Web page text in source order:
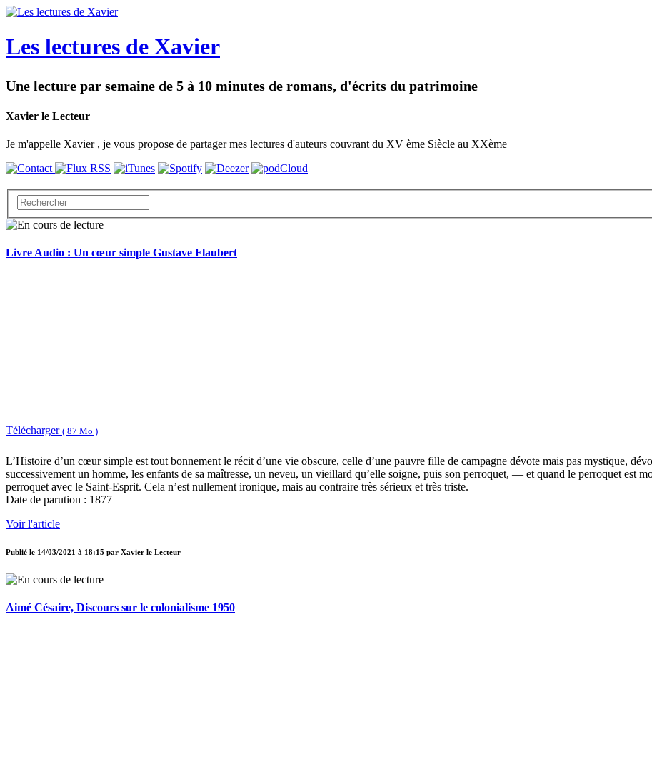
Les lectures de Xavier
Une lecture par semaine de 5 à 10 minutes de romans, d'écrits du patrimoine
Xavier le Lecteur
Je m'appelle Xavier , je vous propose de partager mes lectures d'auteurs couvrant du XV ème Siècle au XXème
Livre Audio : Un cœur simple Gustave Flaubert
Télécharger ( 87 Mo )
L’Histoire d’un cœur simple est tout bonnement le récit d’une vie obscure, celle d’une pauvre fille de campagne dévote mais pas mystique,
successivement un homme, les enfants de sa maîtresse, un neveu, un vieillard qu’elle soigne, puis son perroquet, — et quand le perroquet est
perroquet avec le Saint-Esprit. Cela n’est nullement ironique, mais au contraire très sérieux et très triste.
Date de parution : 1877
Voir l'article
Publié le 14/03/2021 à 18:15 par Xavier le Lecteur
Aimé Césaire, Discours sur le colonialisme 1950